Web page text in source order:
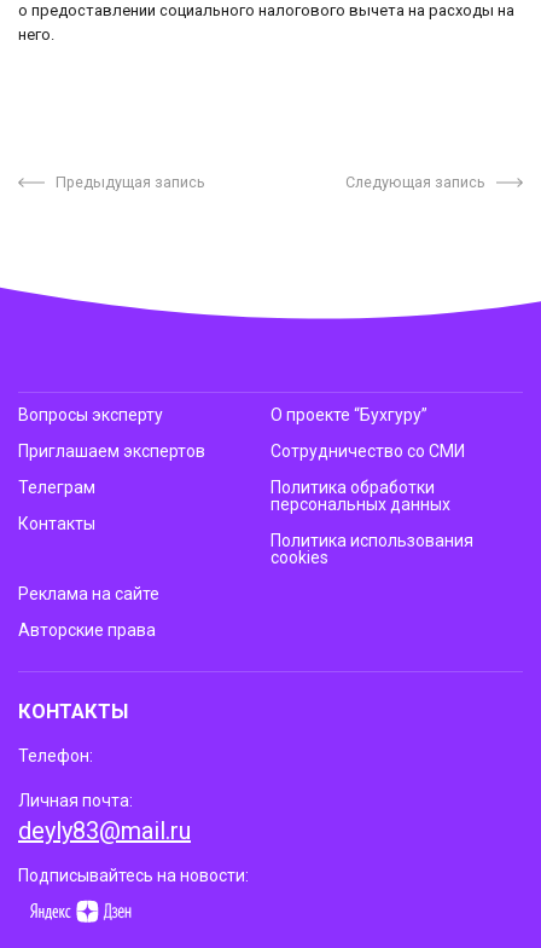
о предоставлении социального налогового вычета на расходы на
него.
Предыдущая запись Следующая запись
Вопросы эксперту
Приглашаем экспертов
Телеграм
Контакты
О проекте “Бухгуру”
Сотрудничество со СМИ
Политика обработки
персональных данных
Политика использования
cookies
Реклама на сайте
Авторские права
КОНТАКТЫ
Телефон:
Личная почта:
deyly83@mail.ru
Подписывайтесь на новости: